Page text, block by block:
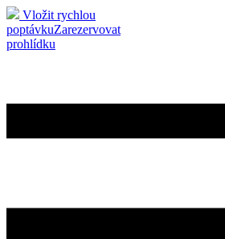
Vložit rychlou
poptávkuZarezervovat
prohlídku